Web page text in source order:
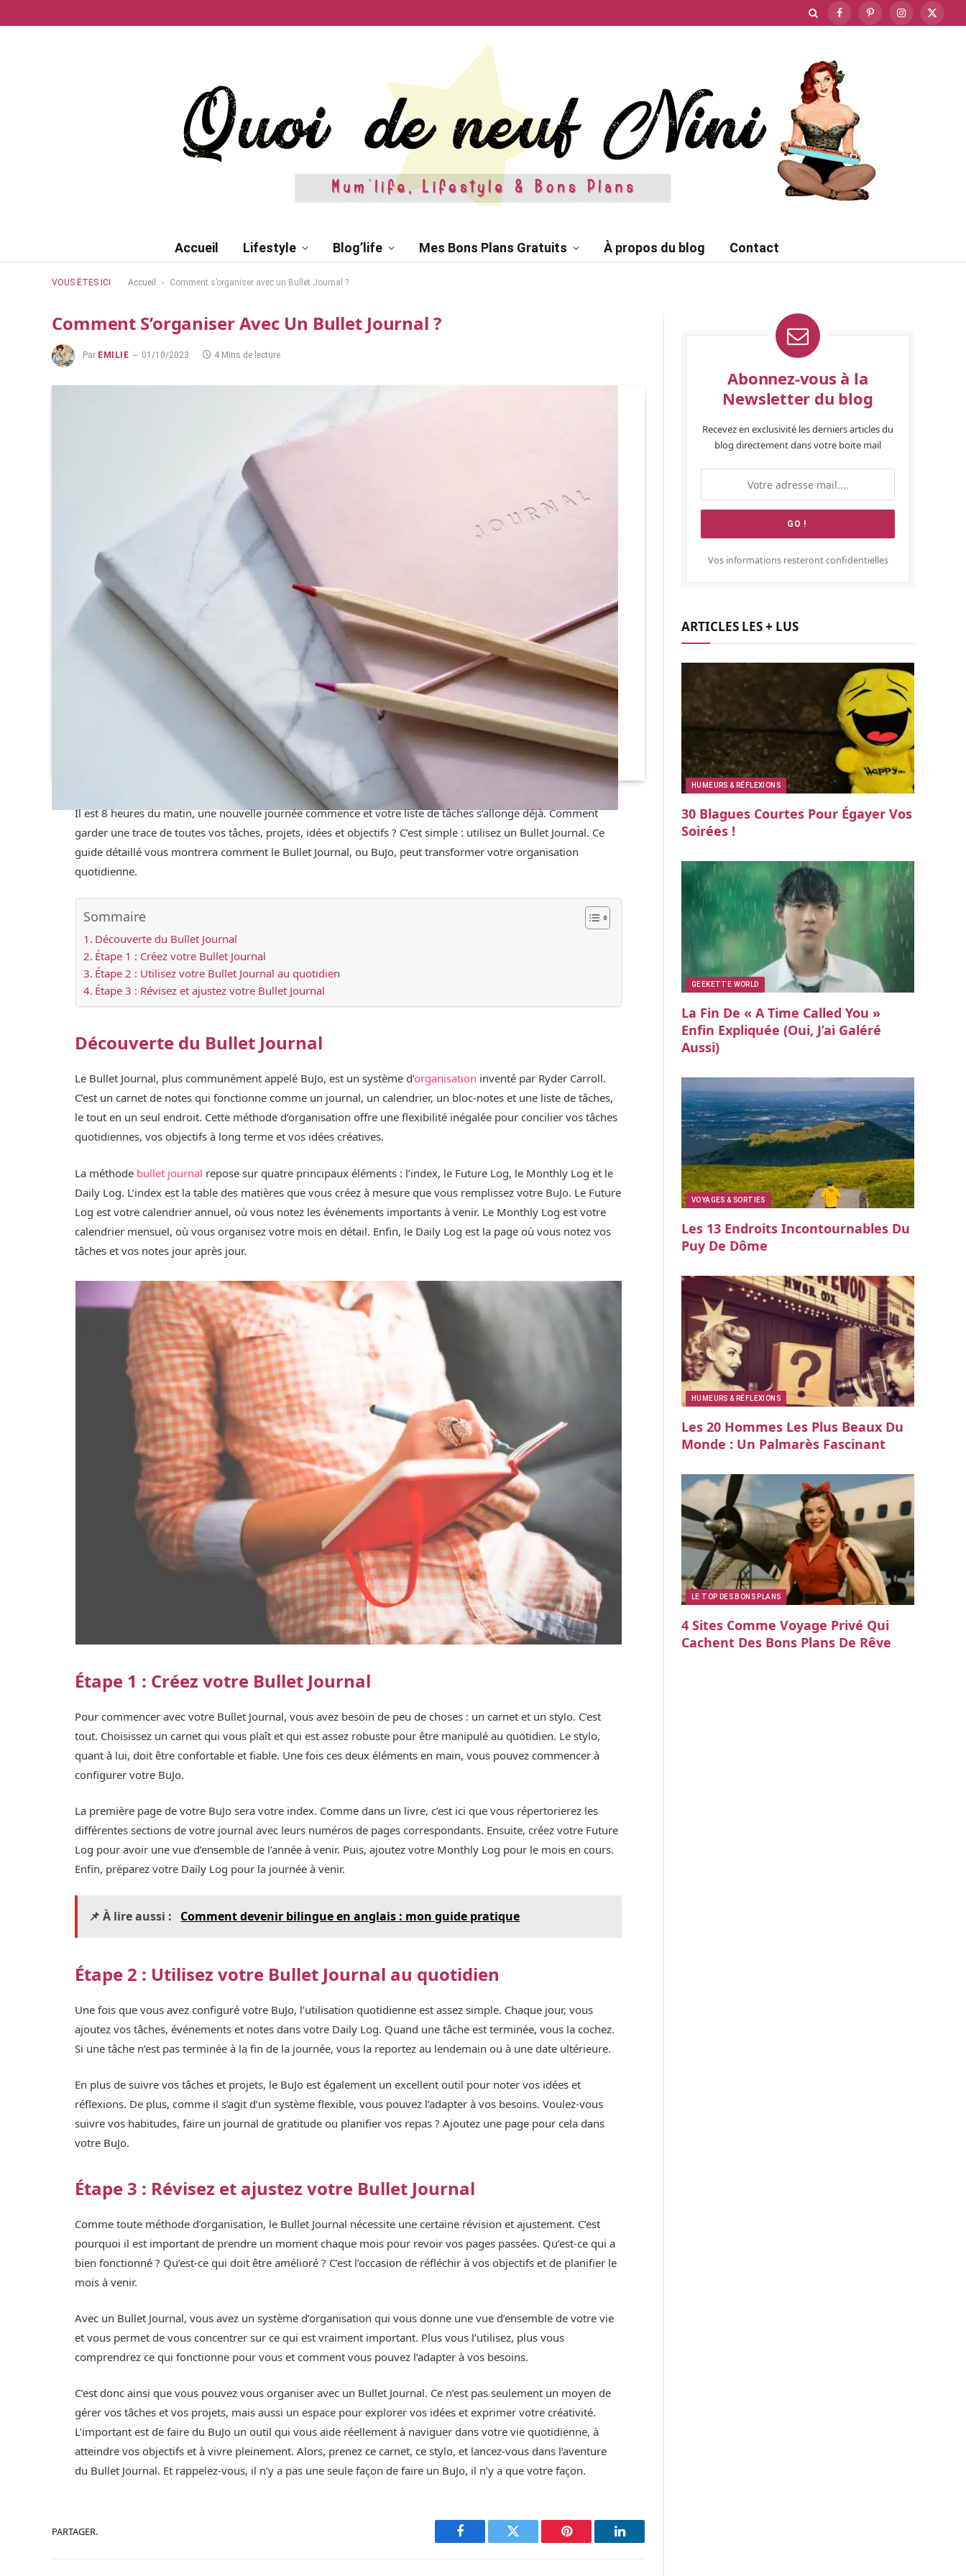
FacebookPinterestInstagram
X
Accueil Lifestyle Blog’life Mes Bons Plans Gratuits À propos du blog Contact
VOUS ÊTES ICI Accueil - Comment s’organiser avec un Bullet Journal ?
Comment S’organiser Avec Un Bullet Journal ?
Par EMILIE 01/10/2023 4 Mins de lecture
Il est 8 heures du matin, une nouvelle journée commence et votre liste de tâches s’allonge déjà. Comment
garder une trace de toutes vos tâches, projets, idées et objectifs ? C’est simple : utilisez un Bullet Journal. Ce
guide détaillé vous montrera comment le Bullet Journal, ou BuJo, peut transformer votre organisation
quotidienne.
Sommaire
Découverte du Bullet Journal
Étape 1 : Créez votre Bullet Journal
Étape 2 : Utilisez votre Bullet Journal au quotidien
Étape 3 : Révisez et ajustez votre Bullet Journal
Découverte du Bullet Journal
Le Bullet Journal, plus communément appelé BuJo, est un système d’organisation inventé par Ryder Carroll.
C’est un carnet de notes qui fonctionne comme un journal, un calendrier, un bloc-notes et une liste de tâches,
le tout en un seul endroit. Cette méthode d’organisation offre une flexibilité inégalée pour concilier vos tâches
quotidiennes, vos objectifs à long terme et vos idées créatives.
La méthode bullet journal repose sur quatre principaux éléments : l’index, le Future Log, le Monthly Log et le
Daily Log. L’index est la table des matières que vous créez à mesure que vous remplissez votre BuJo. Le Future
Log est votre calendrier annuel, où vous notez les événements importants à venir. Le Monthly Log est votre
calendrier mensuel, où vous organisez votre mois en détail. Enfin, le Daily Log est la page où vous notez vos
tâches et vos notes jour après jour.
Étape 1 : Créez votre Bullet Journal
Pour commencer avec votre Bullet Journal, vous avez besoin de peu de choses : un carnet et un stylo. C’est
tout. Choisissez un carnet qui vous plaît et qui est assez robuste pour être manipulé au quotidien. Le stylo,
quant à lui, doit être confortable et fiable. Une fois ces deux éléments en main, vous pouvez commencer à
configurer votre BuJo.
La première page de votre BuJo sera votre index. Comme dans un livre, c’est ici que vous répertorierez les
différentes sections de votre journal avec leurs numéros de pages correspondants. Ensuite, créez votre Future
Log pour avoir une vue d’ensemble de l’année à venir. Puis, ajoutez votre Monthly Log pour le mois en cours.
Enfin, préparez votre Daily Log pour la journée à venir.
📌 À lire aussi : Comment devenir bilingue en anglais : mon guide pratique
Étape 2 : Utilisez votre Bullet Journal au quotidien
Une fois que vous avez configuré votre BuJo, l’utilisation quotidienne est assez simple. Chaque jour, vous
ajoutez vos tâches, événements et notes dans votre Daily Log. Quand une tâche est terminée, vous la cochez.
Si une tâche n’est pas terminée à la fin de la journée, vous la reportez au lendemain ou à une date ultérieure.
En plus de suivre vos tâches et projets, le BuJo est également un excellent outil pour noter vos idées et
réflexions. De plus, comme il s’agit d’un système flexible, vous pouvez l’adapter à vos besoins. Voulez-vous
suivre vos habitudes, faire un journal de gratitude ou planifier vos repas ? Ajoutez une page pour cela dans
votre BuJo.
Étape 3 : Révisez et ajustez votre Bullet Journal
Comme toute méthode d’organisation, le Bullet Journal nécessite une certaine révision et ajustement. C’est
pourquoi il est important de prendre un moment chaque mois pour revoir vos pages passées. Qu’est-ce qui a
bien fonctionné ? Qu’est-ce qui doit être amélioré ? C’est l’occasion de réfléchir à vos objectifs et de planifier le
mois à venir.
Avec un Bullet Journal, vous avez un système d’organisation qui vous donne une vue d’ensemble de votre vie
et vous permet de vous concentrer sur ce qui est vraiment important. Plus vous l’utilisez, plus vous
comprendrez ce qui fonctionne pour vous et comment vous pouvez l’adapter à vos besoins.
C’est donc ainsi que vous pouvez vous organiser avec un Bullet Journal. Ce n’est pas seulement un moyen de
gérer vos tâches et vos projets, mais aussi un espace pour explorer vos idées et exprimer votre créativité.
L’important est de faire du BuJo un outil qui vous aide réellement à naviguer dans votre vie quotidienne, à
atteindre vos objectifs et à vivre pleinement. Alors, prenez ce carnet, ce stylo, et lancez-vous dans l’aventure
du Bullet Journal. Et rappelez-vous, il n’y a pas une seule façon de faire un BuJo, il n’y a que votre façon.
PARTAGER.
Facebook Twitter Pinterest LinkedIn
Abonnez-vous à la
Newsletter du blog
Recevez en exclusivité les derniers articles du
blog directement dans votre boite mail
Vos informations resteront confidentielles
ARTICLES LES + LUS
HUMEURS & RÉFLEXIONS
30 Blagues Courtes Pour Égayer Vos
Soirées !
GEEKETTE WORLD
La Fin De « A Time Called You »
Enfin Expliquée (oui, J’ai Galéré
Aussi)
VOYAGES & SORTIES
Les 13 Endroits Incontournables Du
Puy De Dôme
HUMEURS & RÉFLEXIONS
Les 20 Hommes Les Plus Beaux Du
Monde : Un Palmarès Fascinant
LE TOP DES BONS PLANS
4 Sites Comme Voyage Privé Qui
Cachent Des Bons Plans De Rêve